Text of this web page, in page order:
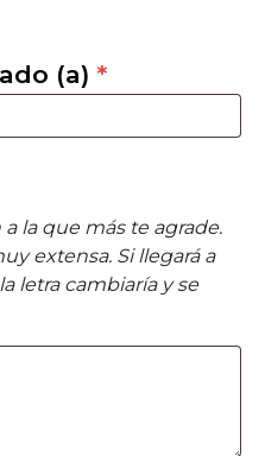
(a) *
la que más te agrade.
extensa. Si llegará a
letra cambiaría y se